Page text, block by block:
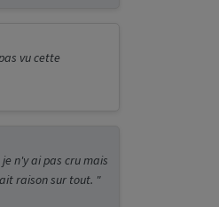
vu cette
n'y ai pas cru mais
raison sur tout. "